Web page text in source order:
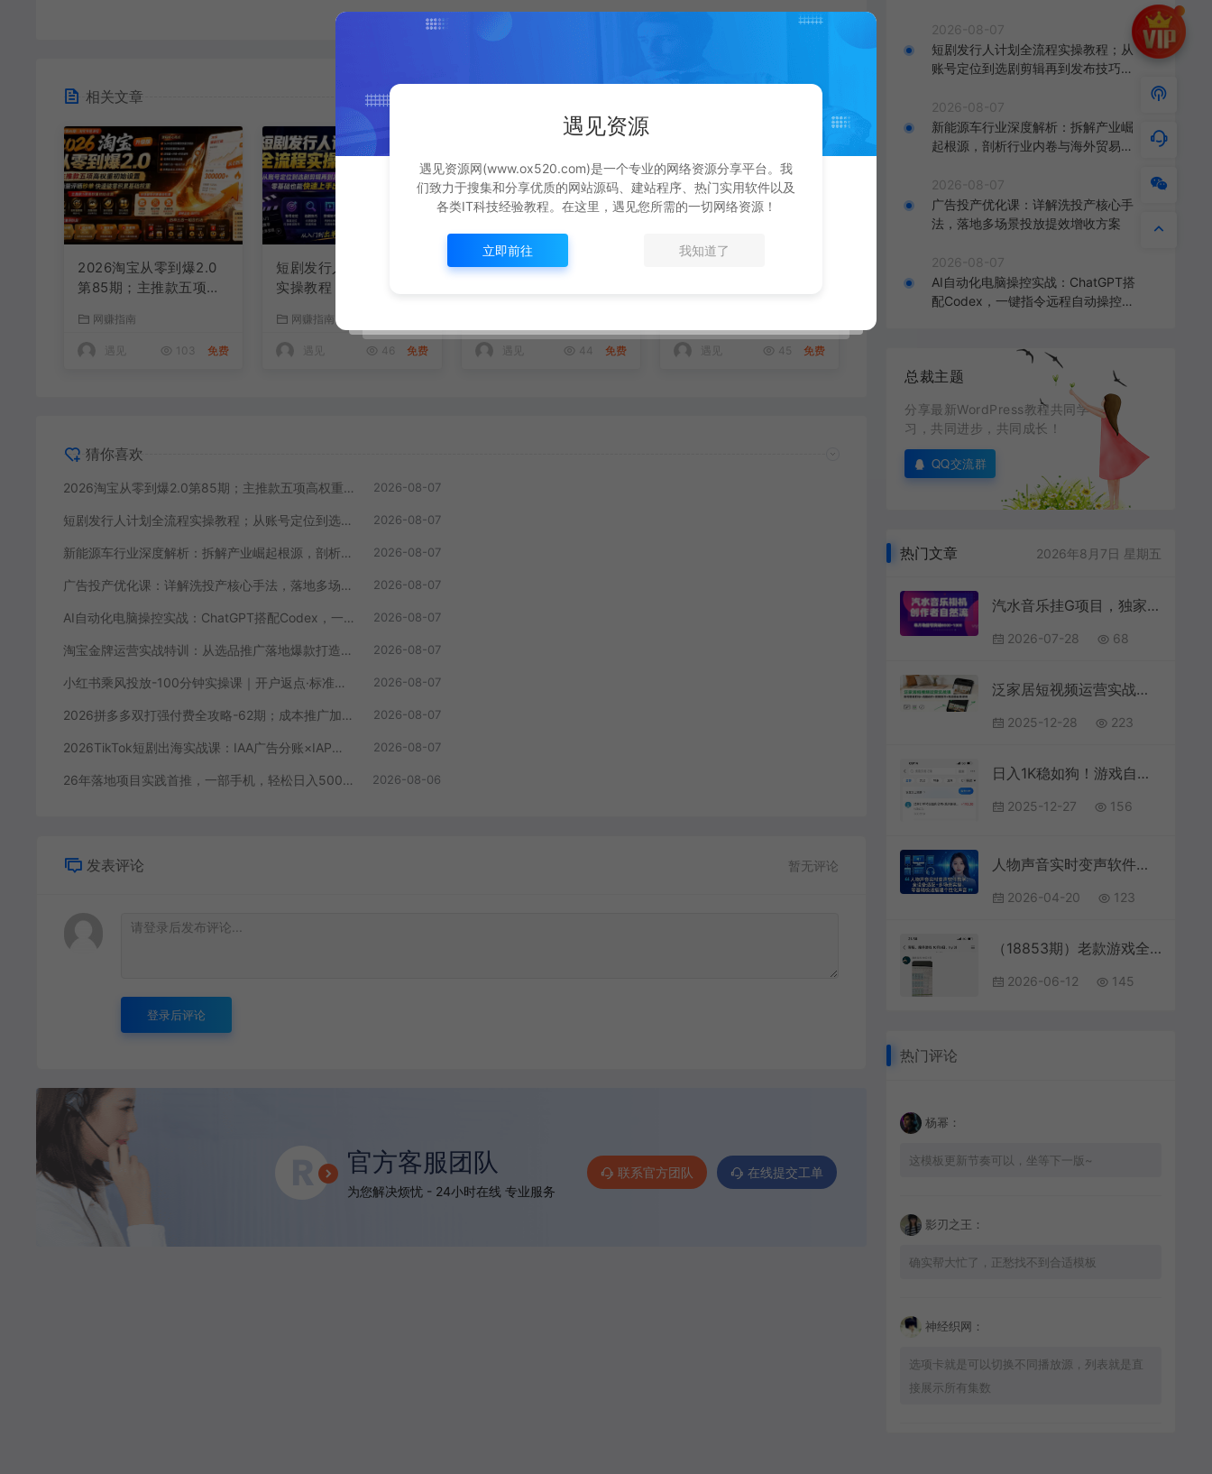
相关文章
2026淘宝从零到爆2.0
第85期；主推款五项高
评晒秒单快速破零积累
基础权重
网赚指南
遇见 103 免费
短剧发行人计划全流程
实操教程；从账号定位
巧，零基础也能快速上
手出单
网赚指南
遇见 46 免费
新能源车行业深度解
外贸易争端现状
遇见 44 免费
案
遇见 45 免费
猜你喜欢
2026淘宝从零到爆2.0第85期；主推款五项高权重初始设置，改销量评晒秒单快速破零积累基础权重 2026-08-07
短剧发行人计划全流程实操教程；从账号定位到选剧剪辑再到发布技巧，零基础也能快速上手出单 2026-08-07
新能源车行业深度解析：拆解产业崛起根源，剖析行业内卷与海外贸易争端现状 2026-08-07
广告投产优化课：详解洗投产核心手法，落地多场景投放提效增收方案 2026-08-07
AI自动化电脑操控实战：ChatGPT搭配Codex，一键指令远程自动操控电脑完成工作 2026-08-07
淘宝金牌运营实战特训：从选品推广落地爆款打造，店铺运营全链路拆解 2026-08-07
小红书乘风投放-100分钟实操课｜开户返点·标准投搭建·莱卡定向，新店建模撬动笔记自然流量全套教学 2026-08-07
2026拼多多双打强付费全攻略-62期；成本推广加托管双剑合璧，系统讲解7种付费玩法优劣势与选择策略 2026-08-07
2026TikTok短剧出海实战课：IAA广告分账×IAP付费变现×账号搭建×平台规则×双轨爆发×回款全流程 2026-08-07
26年落地项目实践首推，一部手机，轻松日入500+，长期稳定 2026-08-06
发表评论 暂无评论
登录后评论
官方客服团队
为您解决烦忧 - 24小时在线 专业服务
联系官方团队 在线提交工单
2026-08-07
短剧发行人计划全流程实操教程；从
账号定位到选剧剪辑再到发布技巧，
2026-08-07
新能源车行业深度解析：拆解产业崛
起根源，剖析行业内卷与海外贸易争
2026-08-07
广告投产优化课：详解洗投产核心手
法，落地多场景投放提效增收方案
2026-08-07
AI自动化电脑操控实战：ChatGPT搭
配Codex，一键指令远程自动操控电
总裁主题
分享最新WordPress教程共同学
习，共同进步，共同成长！
QQ交流群
热门文章 2026年8月7日 星期五
汽水音乐挂G项目，独家新技术新玩法，创作者激励自然流，轻松月创6k-1W【揭秘】
2026-07-28 68
泛家居短视频运营实战课：账号搭建打标+选题创作+剪辑技巧+高流量运营逻辑
2025-12-28 223
日入1K稳如狗！游戏自动挖金项目（已稳定2年），永不失业的副业之选【揭秘】
2025-12-27 156
人物声音实时变声软件教学：全设备适配+多场景实操，零基础极速搭建个性化声音
2026-04-20 123
（18853期）老款游戏全自动挂机，轻松日收益1000+，一个适合普通人上手的项目！
2026-06-12 145
热门评论
杨幂：
这模板更新节奏可以，坐等下一版~
影刃之王：
确实帮大忙了，正愁找不到合适模板
神经织网：
选项卡就是可以切换不同播放源，列表就是直
接展示所有集数
遇见资源
遇见资源网(www.ox520.com)是一个专业的网络资源分享平台。我
们致力于搜集和分享优质的网站源码、建站程序、热门实用软件以及
各类IT科技经验教程。在这里，遇见您所需的一切网络资源！
立即前往 我知道了